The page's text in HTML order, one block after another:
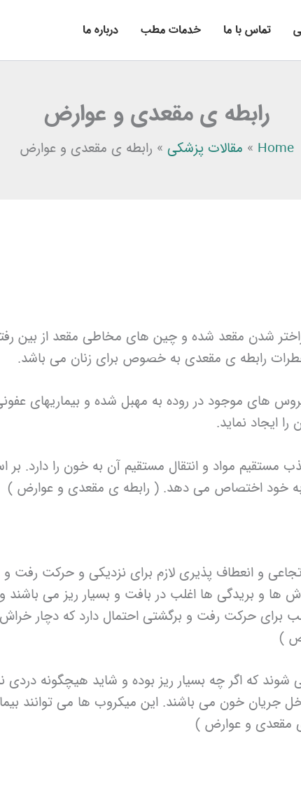
تماس با ما خدمات مطب درباره ما
رابطه ی مقعدی و عوارض
Home
» مقالات پزشکی » رابطه ی مقعدی و عوارض
شدن مقعد شده و چین های مخاطی مقعد از بین رفته
رابطه ی مقعدی به خصوص برای زنان می باشد.
های موجود در روده به مهبل شده و بیماریهای
ایجاد نماید.
مواد و انتقال مستقیم آن به خون را دارد. بر
به خود اختصاص می دهد. ( رابطه ی مقعدی و عوارض )
و انعطاف پذیری لازم برای نزدیکی و حرکت رفت
ها و بریدگی ها اغلب در بافت و بسیار ریز می
برای حرکت رفت و برگشتی احتمال دارد که دچار
)
که اگر چه بسیار ریز بوده و شاید هیچگونه دردی
ی مقعدی و عوارض )